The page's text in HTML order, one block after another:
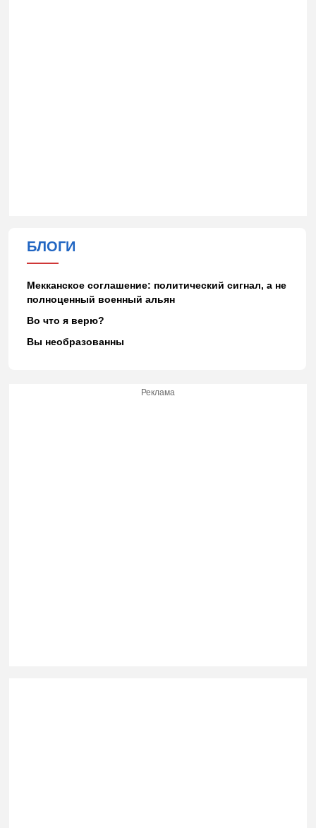
БЛОГИ
Мекканское соглашение: политический сигнал, а не
полноценный военный альян
Во что я верю?
Вы необразованны
Реклама